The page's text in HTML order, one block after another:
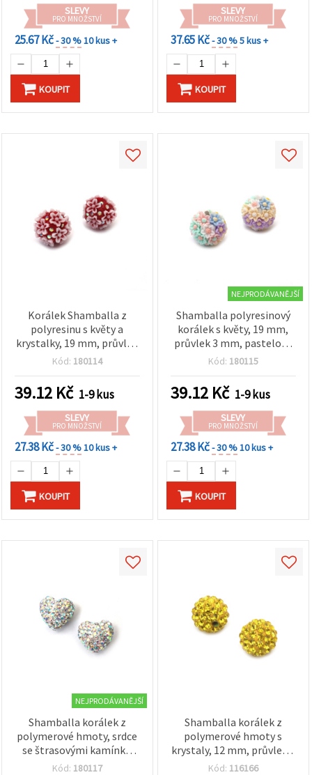
"Uložit"
Přijmout
Nastavení
SLEVY
PRO MNOŽSTVÍ
25.67 Kč- 30 %10 kus +
KOUPIT
SLEVY
PRO MNOŽSTVÍ
37.65 Kč- 30 %5 kus +
KOUPIT
Korálek Shamballa z
polyresinu s květy a
krystalky, 19 mm, průvlek
3 mm, červená a bílá
Kód: 180114
39.12 Kč 1-9 kus
SLEVY
PRO MNOŽSTVÍ
27.38 Kč- 30 %10 kus +
KOUPIT
NEJPRODÁVANĚJŠÍ
Shamballa polyresinový
korálek s květy, 19 mm,
průvlek 3 mm, pastelové
barvy
Kód: 180115
39.12 Kč 1-9 kus
SLEVY
PRO MNOŽSTVÍ
27.38 Kč- 30 %10 kus +
KOUPIT
NEJPRODÁVANĚJŠÍ
Shamballa korálek z
polymerové hmoty, srdce
se štrasovými kamínky,
duhový, 13x15 mm,
Kód: 180117
Shamballa korálek z
polymerové hmoty s
krystaly, 12 mm, průvlek 2
mm, žlutý
Kód: 116166